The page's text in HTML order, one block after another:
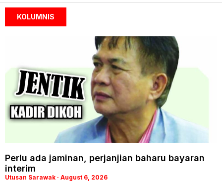
KOLUMNIS
Perlu ada jaminan, perjanjian baharu bayaran
interim
Utusan Sarawak August 6, 2026